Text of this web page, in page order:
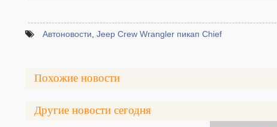
Автоновости Jeep Crew Wrangler пикап Chief
Похожие новости
Другие новости сегодня